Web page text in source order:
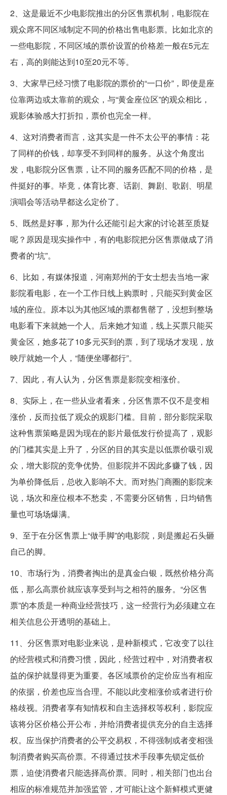
2、这是最近不少电影院推出的分区售票机制，电影院在
观众席不同区域制定不同的价格出售电影票。比如北京的
一些电影院，不同区域的票价设置的价格差一般在5元左
右，高的则能达到10至20元不等。
3、大家早已经习惯了电影院的票价的“一口价”，即使是座
位靠两边或太靠前的观众，与“黄金座位区”的观众相比，
观影体验感大打折扣，票价也完全一样。
4、这对消费者而言，这其实是一件不太公平的事情：花
了同样的价钱，却享受不到同样的服务。从这个角度出
发，电影院分区售票，让不同的服务匹配不同的价格，是
件挺好的事。毕竟，体育比赛、话剧、舞剧、歌剧、明星
演唱会等活动早都这么定价了。
5、既然是好事，那为什么还能引起大家的讨论甚至质疑
呢？原因是现实操作中，有的电影院把分区售票做成了消
费者的“坑”。
6、比如，有媒体报道，河南郑州的于女士想去当地一家
影院看电影，在一个工作日线上购票时，只能买到黄金区
域的座位。原本以为其他区域的票都售罄了，没想到整场
电影看下来就她一个人。后来她才知道，线上买票只能买
黄金区，她多花了10多元买到的票，到了现场才发现，放
映厅就她一个人，“随便坐哪都行”。
7、因此，有人认为，分区售票是影院变相涨价。
8、实际上，在一些从业者看来，分区售票不仅不是变相
涨价，反而拉低了观众的观影门槛。目前，部分影院采取
这种售票策略是因为现在的影片最低发行价提高了，观影
的门槛其实是上升了，分区的目的其实是以低票价吸引观
众，增大影院的竞争优势。但影院并不因此多赚了钱，因
为单价降低后，总收入影响不大。而对热门商圈的影院来
说，场次和座位根本不愁卖，不需要分区销售，日均销售
量也可场场爆满。
9、至于在分区售票上“做手脚”的电影院，则是搬起石头砸
自己的脚。
10、市场行为，消费者掏出的是真金白银，既然价格分高
低，那么高票价就应该享受到与之相符的服务。“分区售
票”的本质是一种商业经营技巧，这一经营行为必须建立在
相关信息公开透明的基础上。
11、分区售票对电影业来说，是种新模式，它改变了以往
的经营模式和消费习惯，因此，经营过程中，对消费者权
益的保护就显得更为重要。各区域票价的定价应当有相应
的依据，价差也应当合理。不能以此变相涨价或者进行价
格歧视。消费者享有知情权和自主选择权等权利，影院应
该将分区价格公开公布，并给消费者提供充分的自主选择
权。应当保护消费者的公平交易权，不得强制或者变相强
制消费者购买高价票。不得通过技术手段事先锁定低价
票，迫使消费者只能选择高价票。同时，相关部门也出台
相应的标准规范并加强监管，才可能让这个新鲜模式更健